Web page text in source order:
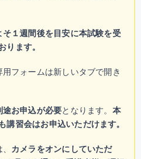
１週間後を目安に本試験を受
ります。
フォームは新しいタブで開き
お申込が必要となります。 本
講習会はお申込いただけます。
カメラをオンにしていただ